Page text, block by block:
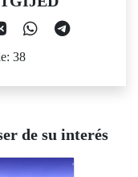
38
de su interés